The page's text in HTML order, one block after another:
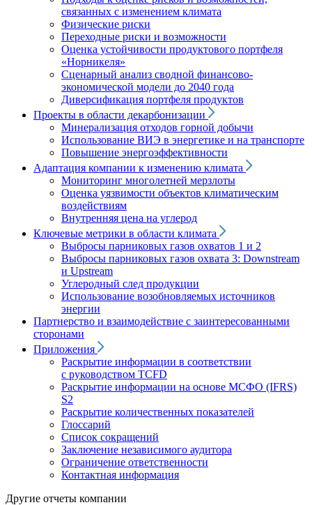
связанных с изменением климата
Физические риски
Переходные риски и возможности
Оценка устойчивости продуктового портфеля
«Норникеля»
Сценарный анализ сводной финансово-
экономической модели до 2040 года
Диверсификация портфеля продуктов
Проекты в области декарбонизации
Минерализация отходов горной добычи
Использование ВИЭ в энергетике и на транспорте
Повышение энергоэффективности
Адаптация компании к изменению климата
Мониторинг многолетней мерзлоты
Оценка уязвимости объектов климатическим
воздействиям
Внутренняя цена на углерод
Ключевые метрики в области климата
Выбросы парниковых газов охватов 1 и 2
Выбросы парниковых газов охвата 3: Downstream
и Upstream
Углеродный след продукции
Использование возобновляемых источников
энергии
Партнерство и взаимодействие с заинтересованными
сторонами
Приложения
Раскрытие информации в соответствии
с руководством TCFD
Раскрытие информации на основе МСФО (IFRS)
S2
Раскрытие количественных показателей
Глоссарий
Список сокращений
Заключение независимого аудитора
Ограничение ответственности
Контактная информация
Другие отчеты компании